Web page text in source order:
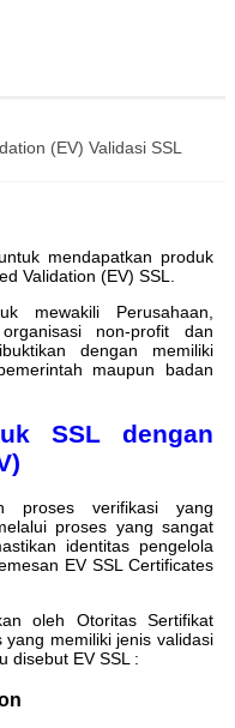
(EV) Validasi SSL
mendapatkan produk
Validation (EV) SSL.
mewakili Perusahaan,
non-profit dan
dengan memiliki
maupun badan
SSL dengan
proses verifikasi yang
proses yang sangat
identitas pengelola
EV SSL Certificates
oleh Otoritas Sertifikat
memiliki jenis validasi
disebut EV SSL :